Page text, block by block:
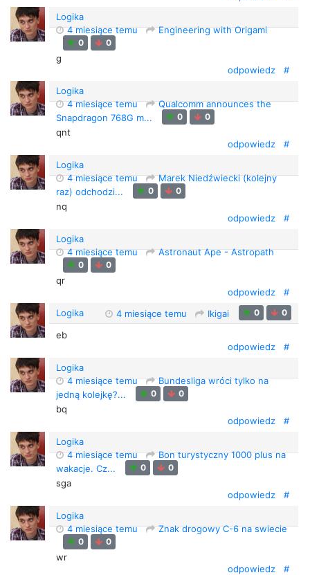
Logika
4 miesiące temu
Engineering with Origami
0 0
g
odpowiedz
#
Logika
4 miesiące temu
Qualcomm announces the
Snapdragon 768G m...
0 0
qnt
odpowiedz
#
Logika
4 miesiące temu
Marek Niedźwiecki (kolejny
raz) odchodzi...
0 0
nq
odpowiedz
#
Logika
4 miesiące temu
Astronaut Ape - Astropath
0 0
qr
odpowiedz
#
Logika
4 miesiące temu Ikigai 0 0
eb
odpowiedz
#
Logika
4 miesiące temu
Bundesliga wróci tylko na
jedną kolejkę?...
0 0
bq
odpowiedz
#
Logika
4 miesiące temu
Bon turystyczny 1000 plus na
wakacje. Cz...
0 0
sga
odpowiedz
#
Logika
4 miesiące temu
Znak drogowy C-6 na swiecie
0 0
wr
odpowiedz
#